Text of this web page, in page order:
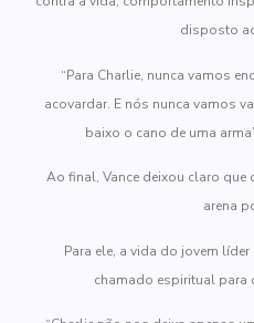
disposto
“Para Charlie, nunca vamos
acovardar. E nós nunca vamos
baixo o cano de uma
Ao final, Vance deixou claro que
arena
Para ele, a vida do jovem
chamado espiritual para